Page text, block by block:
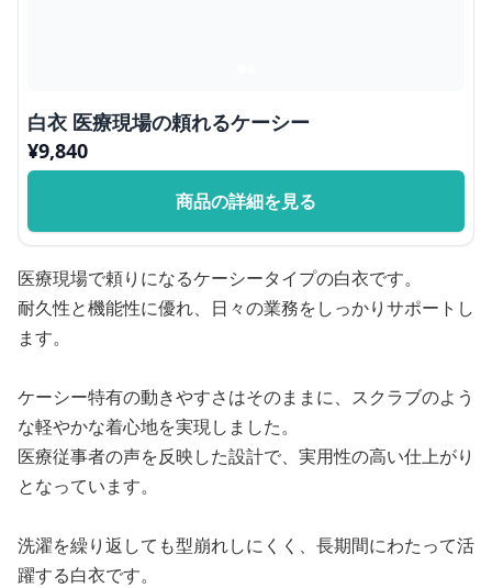
白衣 医療現場の頼れるケーシー
¥9,840
商品の詳細を見る
医療現場で頼りになるケーシータイプの白衣です。
耐久性と機能性に優れ、日々の業務をしっかりサポートし
ます。
ケーシー特有の動きやすさはそのままに、スクラブのよう
な軽やかな着心地を実現しました。
医療従事者の声を反映した設計で、実用性の高い仕上がり
となっています。
洗濯を繰り返しても型崩れしにくく、長期間にわたって活
躍する白衣です。